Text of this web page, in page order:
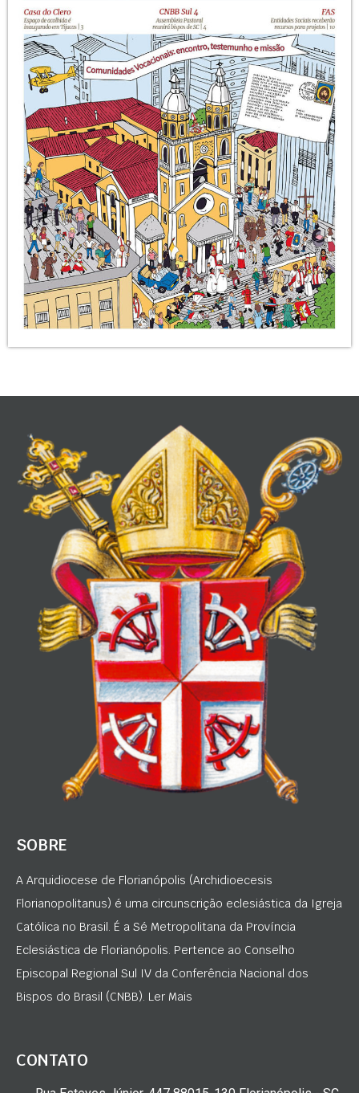
SOBRE
A Arquidiocese de Florianópolis (Archidioecesis
Florianopolitanus) é uma circunscrição eclesiástica da Igreja
Católica no Brasil. É a Sé Metropolitana da Província
Eclesiástica de Florianópolis. Pertence ao Conselho
Episcopal Regional Sul IV da Conferência Nacional dos
Bispos do Brasil (CNBB). Ler Mais
CONTATO